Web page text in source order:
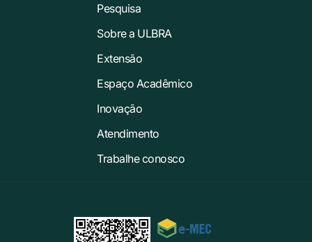
Pesquisa
Sobre a ULBRA
Extensão
Espaço Acadêmico
Inovação
Atendimento
Trabalhe conosco